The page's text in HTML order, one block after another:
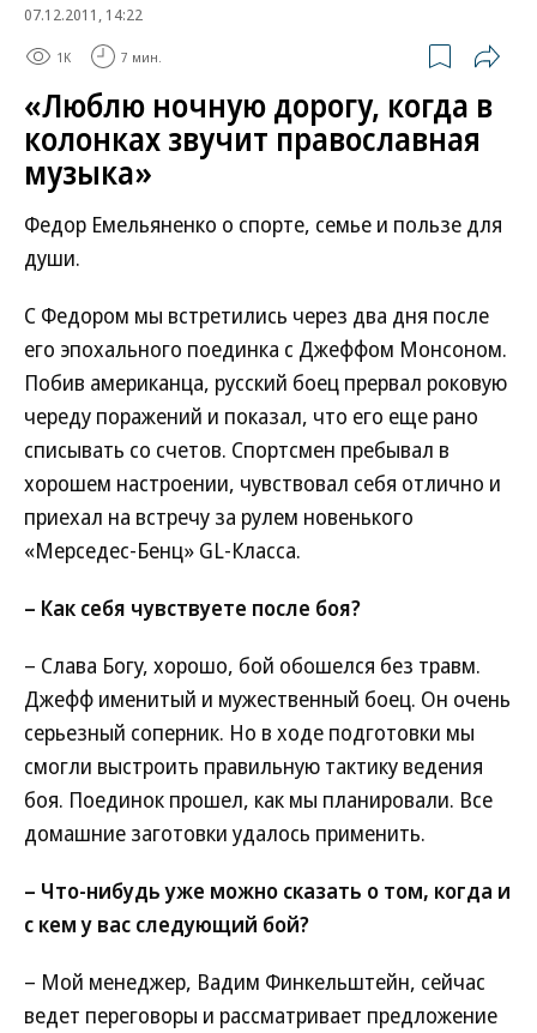
07.12.2011, 14:22
1K 7 мин.
«Люблю ночную дорогу, когда в
колонках звучит православная
музыка»
Федор Емельяненко о спорте, семье и пользе для
души.
С Федором мы встретились через два дня после
его эпохального поединка с Джеффом Монсоном.
Побив американца, русский боец прервал роковую
череду поражений и показал, что его еще рано
списывать со счетов. Спортсмен пребывал в
хорошем настроении, чувствовал себя отлично и
приехал на встречу за рулем новенького
«Мерседес-Бенц» GL-Класса.
– Как себя чувствуете после боя?
– Слава Богу, хорошо, бой обошелся без травм.
Джефф именитый и мужественный боец. Он очень
серьезный соперник. Но в ходе подготовки мы
смогли выстроить правильную тактику ведения
боя. Поединок прошел, как мы планировали. Все
домашние заготовки удалось применить.
– Что-нибудь уже можно сказать о том, когда и
с кем у вас следующий бой?
– Мой менеджер, Вадим Финкельштейн, сейчас
ведет переговоры и рассматривает предложение